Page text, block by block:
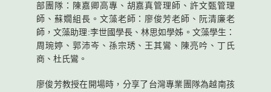
部團隊：陳嘉卿高專、胡嘉真管理師、許文甄管理
師、蘇嫺組長。文藻老師：廖俊芳老師、阮清廉老
師，文藻助理:李世國學長、林思如學姊。文藻學生：
周琬婷、郭沛岑、孫宗琇、王其鸞、陳亮吟、丁氏
商、杜氏鸞。
廖俊芳教授在開場時，分享了台灣專業團隊為越南孩